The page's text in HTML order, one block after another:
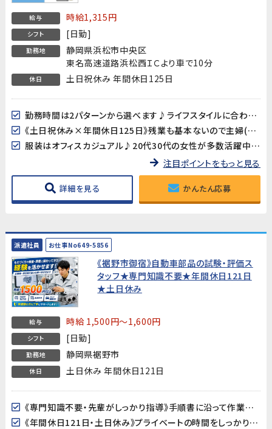
給与 時給1,315円
シフト [日勤]
勤務地
静岡県浜松市中央区
東名高速道路浜松西ＩＣより車で10分
休日 土日祝休み 年間休日125日
勤務時間は2パターンから選べます♪ライフスタイルに合わせてご相談ください！
《土日祝休み×年間休日125日》残業も基本ないので主婦(夫)の方も働きやすい♪
服装はオフィスカジュアル♪20代30代の女性が多数活躍中です!
注目ポイントをもっと見る
詳細を見る かんたん応募
派遣社員 お仕事No649-5856
《裾野市御宿》自動車部品の試験・評価ス
タッフ★専門知識不要★年間休日121日
★土日休み
給与 時給 1,500円～1,600円
シフト [日勤]
勤務地 静岡県裾野市
休日 土日休み 年間休日121日
《専門知識不要・先輩がしっかり指導》手順書に沿って作業を進めるため、自動車業界が未経験の方も安心してスタートできます。
《年間休日121日・土日休み》プライベートの時間をしっかり確保できる環境です。